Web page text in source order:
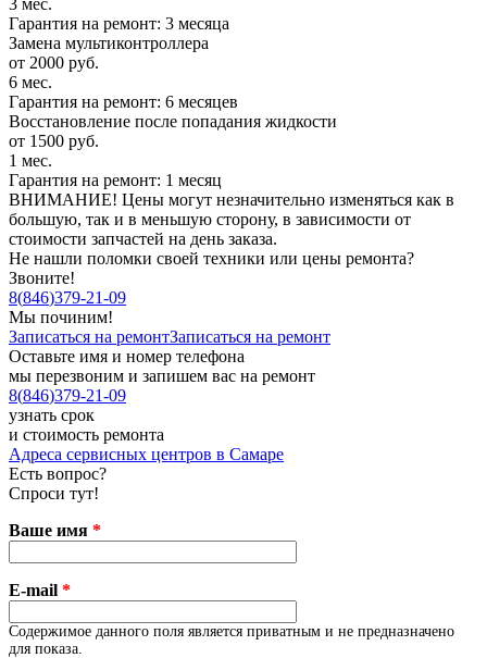
Гарантия на ремонт: 3 месяца
Замена мультиконтроллера
от 2000 руб.
6 мес.
Гарантия на ремонт: 6 месяцев
Восстановление после попадания жидкости
от 1500 руб.
1 мес.
Гарантия на ремонт: 1 месяц
ВНИМАНИЕ! Цены могут незначительно изменяться как в
большую, так и в меньшую сторону, в зависимости от
стоимости запчастей на день заказа.
Не нашли поломки своей техники или цены ремонта?
Звоните!
8(846)379-21-09
Мы починим!
Записаться на ремонтЗаписаться на ремонт
Оставьте имя и номер телефона
мы перезвоним и запишем вас на ремонт
8(846)379-21-09
узнать срок
и стоимость ремонта
Адреса сервисных центров в Самаре
Есть вопрос?
Спроси тут!
Ваше имя *
E-mail *
Содержимое данного поля является приватным и не предназначено
для показа.